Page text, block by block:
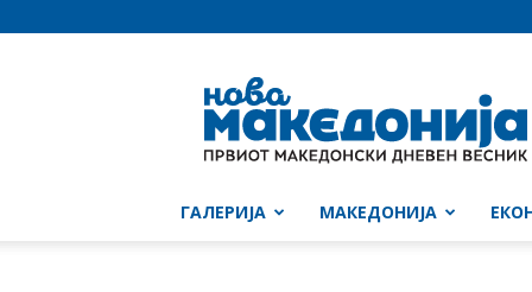
Македонија
ГАЛЕРИЈА МАКЕДОНИЈА